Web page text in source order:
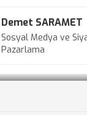
Demet SARAMET
Sosyal Medya ve
Pazarlama